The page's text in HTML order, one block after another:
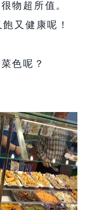
物超所值。
又健康呢！
色呢？